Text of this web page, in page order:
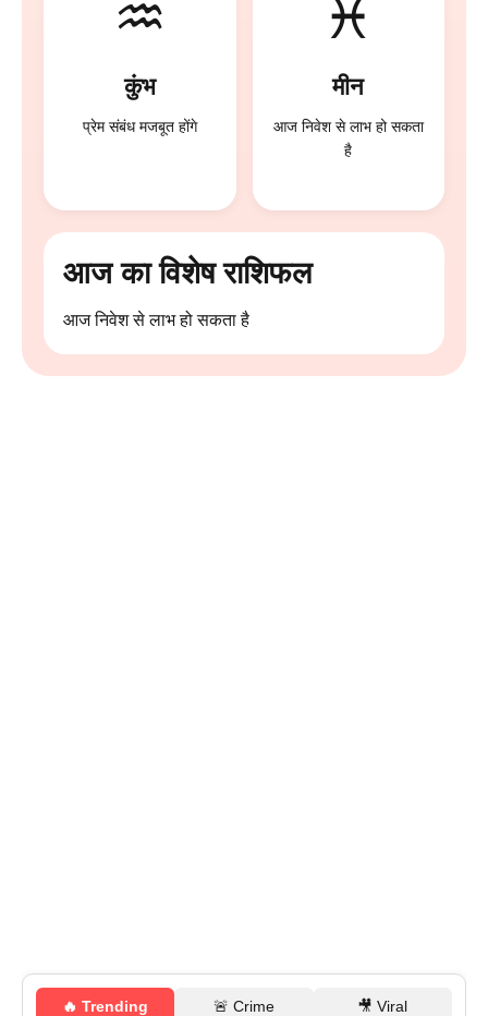
♒
कुंभ
प्रेम संबंध मजबूत होंगे
♓
मीन
आज निवेश से लाभ हो सकता
है
आज का विशेष राशिफल
आज निवेश से लाभ हो सकता है
🔥 Trending 🚨 Crime 🎥 Viral